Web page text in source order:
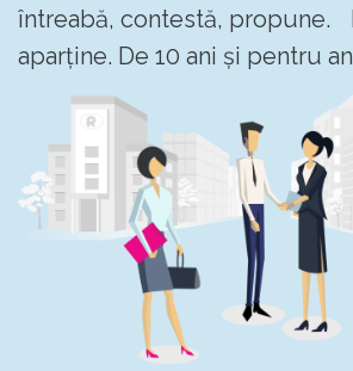
întreabă, contestă, propune.
aparține. De 10 ani și pentru